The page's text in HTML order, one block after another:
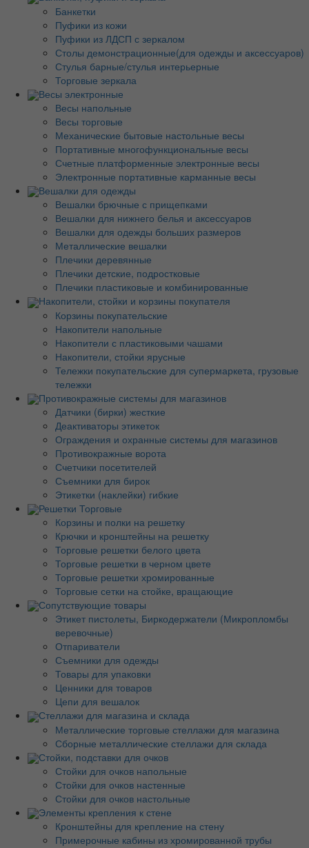
Банкетки
Пуфики из кожи
Пуфики из ЛДСП с зеркалом
Столы демонстрационные(для одежды и аксессуаров)
Стулья барные/стулья интерьерные
Торговые зеркала
Весы электронные
Весы напольные
Весы торговые
Механические бытовые настольные весы
Портативные многофункциональные весы
Счетные платформенные электронные весы
Электронные портативные карманные весы
Вешалки для одежды
Вешалки брючные с прищепками
Вешалки для нижнего белья и аксессуаров
Вешалки для одежды больших размеров
Металлические вешалки
Плечики деревянные
Плечики детские, подростковые
Плечики пластиковые и комбинированные
Накопители, стойки и корзины покупателя
Корзины покупательские
Накопители напольные
Накопители с пластиковыми чашами
Накопители, стойки ярусные
Тележки покупательские для супермаркета, грузовые
тележки
Противокражные системы для магазинов
Датчики (бирки) жесткие
Деактиваторы этикеток
Ограждения и охранные системы для магазинов
Противокражные ворота
Счетчики посетителей
Съемники для бирок
Этикетки (наклейки) гибкие
Решетки Торговые
Корзины и полки на решетку
Крючки и кронштейны на решетку
Торговые решетки белого цвета
Торговые решетки в черном цвете
Торговые решетки хромированные
Торговые сетки на стойке, вращающие
Сопутствующие товары
Этикет пистолеты, Биркодержатели (Микропломбы
веревочные)
Отпариватели
Съемники для одежды
Товары для упаковки
Ценники для товаров
Цепи для вешалок
Стеллажи для магазина и склада
Металлические торговые стеллажи для магазина
Сборные металлические стеллажи для склада
Стойки, подставки для очков
Стойки для очков напольные
Стойки для очков настенные
Стойки для очков настольные
Элементы крепления к стене
Кронштейны для крепление на стену
Примерочные кабины из хромированной трубы